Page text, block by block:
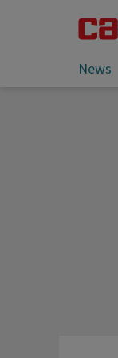
News
Sie lesen: